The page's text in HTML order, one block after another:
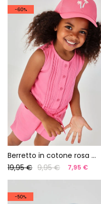
-60%
Berretto in cotone rosa palme
19,95 € 9,95 € 7,95 €
-50%